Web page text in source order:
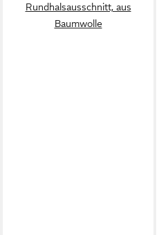
Rundhalsausschnitt, aus
Baumwolle